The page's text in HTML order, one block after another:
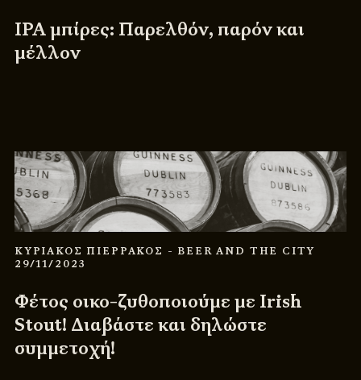
IPA μπίρες: Παρελθόν, παρόν και
μέλλον
ΚΥΡΙΑΚΟΣ ΠΙΕΡΡΑΚΟΣ - BEER AND THE CITY
29/11/2023
Φέτος οικο-ζυθοποιούμε με Irish
Stout! Διαβάστε και δηλώστε
συμμετοχή!